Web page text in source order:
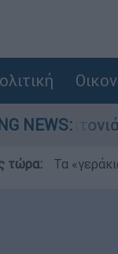
NEWS:
που
τώρα: Τα